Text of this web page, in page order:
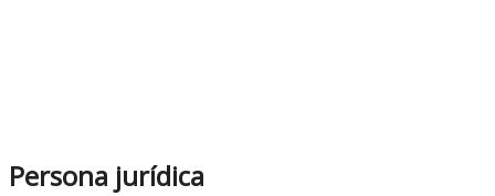
Persona jurídica